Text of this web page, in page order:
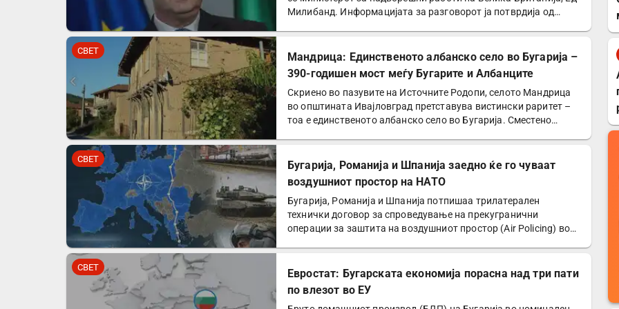
Милибанд. Информацијата за разговорот ја потврдија од…
СВЕТ
Мандрица: Единственото албанско село во Бугарија –
390-годишен мост меѓу Бугарите и Албанците
Скриено во пазувите на Источните Родопи, селото Мандрица
во општината Ивајловград претставува вистински раритет –
тоа е единственото албанско село во Бугарија. Сместено…
СВЕТ
Бугарија, Романија и Шпанија заедно ќе го чуваат
воздушниот простор на НАТО
Бугарија, Романија и Шпанија потпишаа трилатерален
технички договор за спроведување на прекугранични
операции за заштита на воздушниот простор (Air Policing) во
СВЕТ
Евростат: Бугарската економија порасна над три пати
по влезот во ЕУ